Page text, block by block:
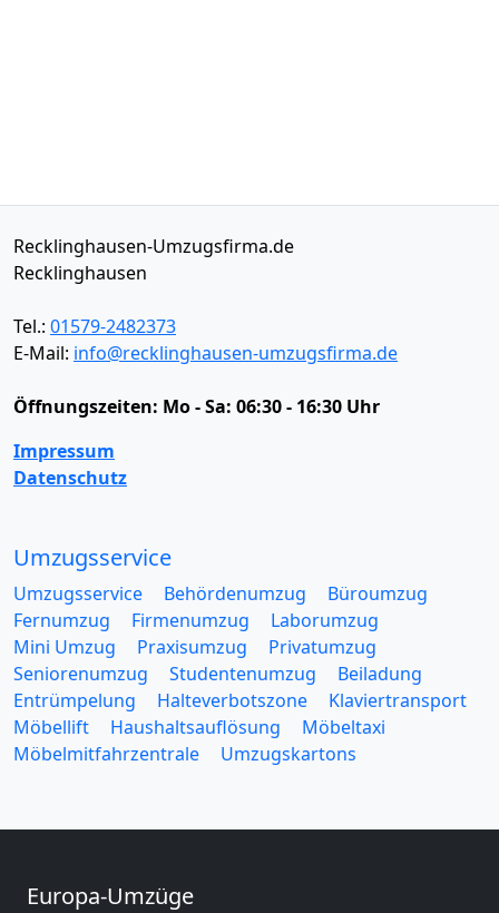
Recklinghausen-Umzugsfirma.de
Recklinghausen
Tel.: 01579-2482373
E-Mail: info@recklinghausen-umzugsfirma.de
Öffnungszeiten: Mo - Sa: 06:30 - 16:30 Uhr
Impressum
Datenschutz
Umzugsservice
Umzugsservice Behördenumzug
Büroumzug
Fernumzug
Firmenumzug
Laborumzug
Mini Umzug
Praxisumzug
Privatumzug
Seniorenumzug
Studentenumzug
Beiladung
Entrümpelung
Halteverbotszone
Klaviertransport
Möbellift
Haushaltsauflösung
Möbeltaxi
Möbelmitfahrzentrale
Umzugskartons
Europa-Umzüge